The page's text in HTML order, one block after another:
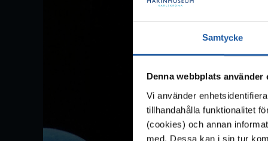
Samtycke
Denna webbplats använder
Vi använder
tillhandahålla funktionalitet
(cookies) och annan
med. Dessa kan i sin tur